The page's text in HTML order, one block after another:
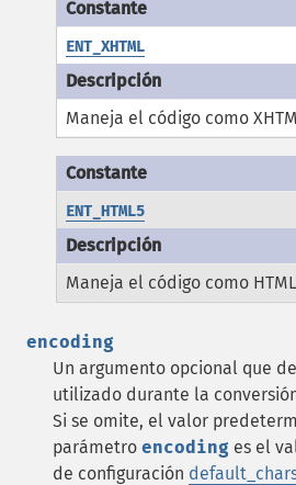
ENT_XHTML
Maneja el código como
ENT_HTML5
Maneja el código como
encoding
Un argumento opcional que
utilizado durante la
Si se omite, el valor
parámetro encoding es el
de configuración